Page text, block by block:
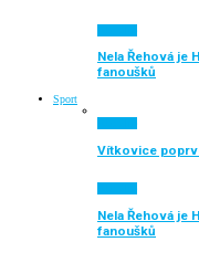
Nela Řehová je
fanoušků
Sport
Vítkovice
Nela Řehová je
fanoušků